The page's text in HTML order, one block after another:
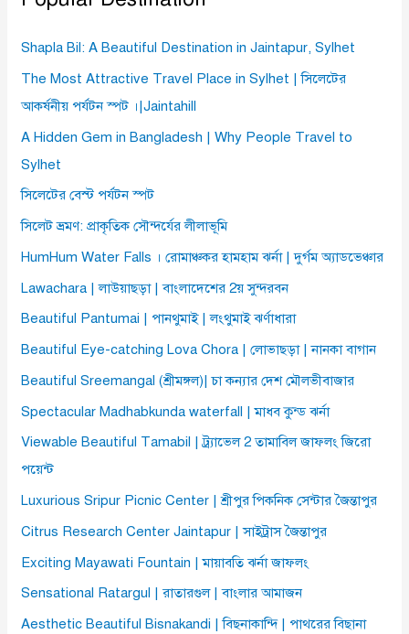
Shapla Bil: A Beautiful Destination in Jaintapur, Sylhet
The Most Attractive Travel Place in Sylhet | সিলেটের
আকর্ষনীয় পর্যটন স্পট ।|Jaintahill
A Hidden Gem in Bangladesh | Why People Travel to
Sylhet
সিলেটের বেস্ট পর্যটন স্পট
সিলেট ভ্রমণ: প্রাকৃতিক সৌন্দর্যের লীলাভূমি
HumHum Water Falls । রোমাঞ্চকর হামহাম ঝর্না | দুর্গম অ্যাডভেঞ্চার
Lawachara | লাউয়াছড়া | বাংলাদেশের 2য় সুন্দরবন
Beautiful Pantumai | পানথুমাই | লংথুমাই ঝর্ণাধারা
Beautiful Eye-catching Lova Chora | লোভাছড়া | নানকা বাগান
Beautiful Sreemangal (শ্রীমঙ্গল)| চা কন্যার দেশ মৌলভীবাজার
Spectacular Madhabkunda waterfall | মাধব কুন্ড ঝর্না
Viewable Beautiful Tamabil | ট্র্যাভেল 2 তামাবিল জাফলং জিরো
পয়েন্ট
Luxurious Sripur Picnic Center | শ্রীপুর পিকনিক সেন্টার জৈন্তাপুর
Citrus Research Center Jaintapur | সাইট্রাস জৈন্তাপুর
Exciting Mayawati Fountain | মায়াবতি ঝর্না জাফলং
Sensational Ratargul | রাতারগুল | বাংলার আমাজন
Aesthetic Beautiful Bisnakandi | বিছনাকান্দি | পাথরের বিছানা